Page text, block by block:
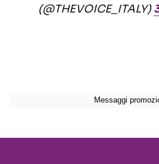
(@THEVOICE_ITALY)